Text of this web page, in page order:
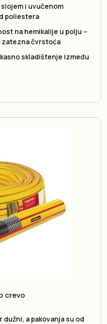
i uvučenom
poliestera
na hemikalije u polju –
zatezna čvrstoća
skladištenje između
crevo
a pakovanja su od